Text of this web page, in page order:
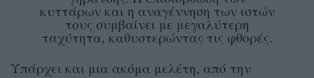
κυττάρων και η αναγέννηση των ιστών
τους συμβαίνει με μεγαλύτερη
ταχύτητα, καθυστερώντας τις φθορές.
Υπάρχει και μια ακόμα μελέτη, από την